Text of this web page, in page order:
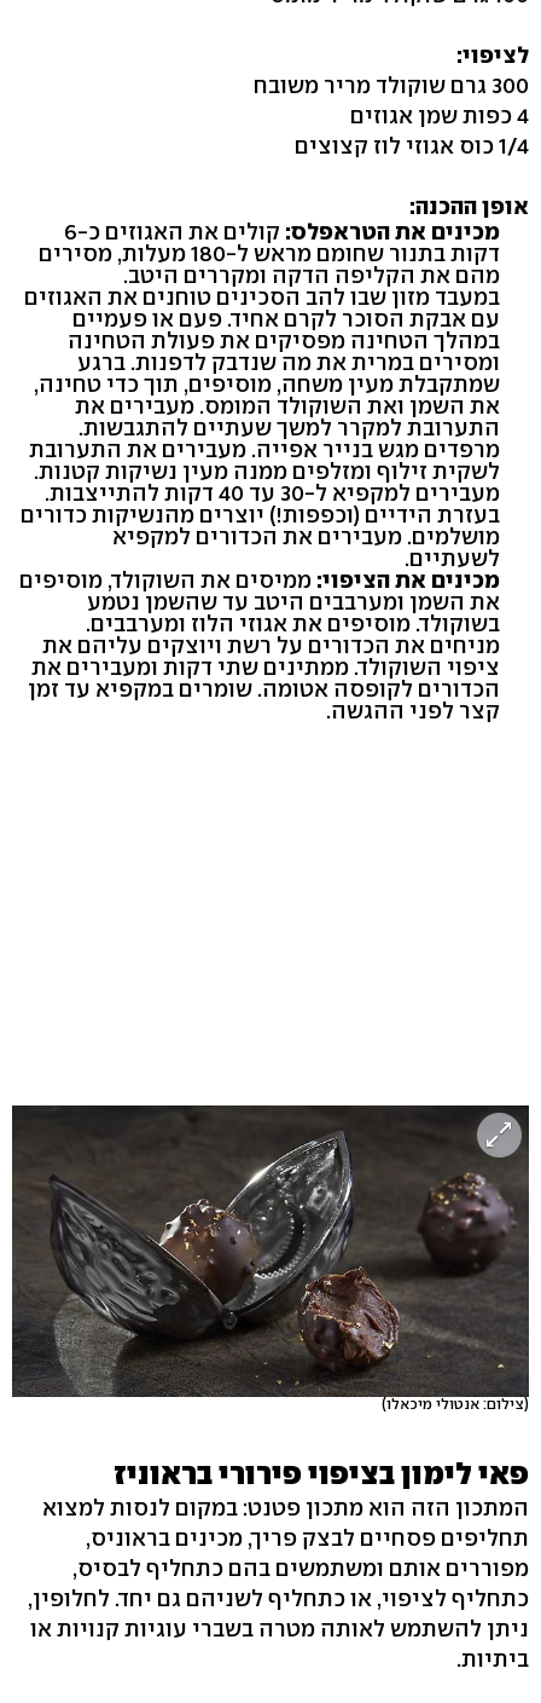
לציפוי:
300 גרם שוקולד מריר משובח
4 כפות שמן אגוזים
1/4 כוס אגוזי לוז קצוצים
אופן ההכנה:
מכינים את הטראפלס:
קולים את האגוזים כ-6
דקות בתנור שחומם מראש ל-180 מעלות, מסירים
מהם את הקליפה הדקה ומקררים היטב.
במעבד מזון שבו להב הסכינים טוחנים את האגוזים
עם אבקת הסוכר לקרם אחיד. פעם או פעמיים
במהלך הטחינה מפסיקים את פעולת הטחינה
ומסירים במרית את מה שנדבק לדפנות. ברגע
שמתקבלת מעין משחה, מוסיפים, תוך כדי טחינה,
את השמן ואת השוקולד המומס. מעבירים את
התערובת למקרר למשך שעתיים להתגבשות.
מרפדים מגש בנייר אפייה. מעבירים את התערובת
לשקית זילוף ומזלפים ממנה מעין נשיקות קטנות.
מעבירים למקפיא ל-30 עד 40 דקות להתייצבות.
בעזרת הידיים (וכפפות!) יוצרים מהנשיקות כדורים
מושלמים. מעבירים את הכדורים למקפיא
לשעתיים.
מכינים את הציפוי:ממיסים את השוקולד, מוסיפים
את השמן ומערבבים היטב עד שהשמן נטמע
בשוקולד. מוסיפים את אגוזי הלוז ומערבבים.
מניחים את הכדורים על רשת ויוצקים עליהם את
ציפוי השוקולד. ממתינים שתי דקות ומעבירים את
הכדורים לקופסה אטומה. שומרים במקפיא עד זמן
קצר לפני ההגשה.
(צילום: אנטולי מיכאלו)
פאי לימון בציפוי פירורי בראוניז
המתכון הזה הוא מתכון פטנט: במקום לנסות למצוא
תחליפים פסחיים לבצק פריך, מכינים בראוניס,
מפוררים אותם ומשתמשים בהם כתחליף לבסיס,
כתחליף לציפוי, או כתחליף לשניהם גם יחד. לחלופין,
ניתן להשתמש לאותה מטרה בשברי עוגיות קנויות או
ביתיות.